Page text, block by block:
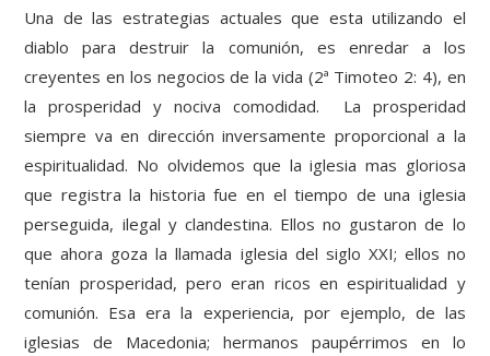
Una de las estrategias actuales que esta utilizando el
diablo para destruir la comunión, es enredar a los
creyentes en los negocios de la vida (2ª Timoteo 2: 4), en
la prosperidad y nociva comodidad. La prosperidad
siempre va en dirección inversamente proporcional a la
espiritualidad. No olvidemos que la iglesia mas gloriosa
que registra la historia fue en el tiempo de una iglesia
perseguida, ilegal y clandestina. Ellos no gustaron de lo
que ahora goza la llamada iglesia del siglo XXI; ellos no
tenían prosperidad, pero eran ricos en espiritualidad y
comunión. Esa era la experiencia, por ejemplo, de las
iglesias de Macedonia; hermanos paupérrimos en lo